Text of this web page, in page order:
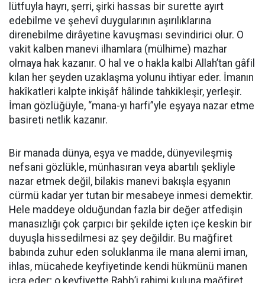
lütfuyla hayrı, şerri, şirki hassas bir surette ayırt
edebilme ve şehevî duygularının aşırılıklarına
direnebilme dirâyetine kavuşması sevindirici olur. O
vakit kalben manevi ilhamlara (mülhime) mazhar
olmaya hak kazanır. O hal ve o hakla kalbi Allah’tan gâfil
kılan her şeyden uzaklaşma yolunu ihtiyar eder. İmanın
hakîkatleri kalpte inkişâf hâlinde tahkikleşir, yerleşir.
İman gözlüğüyle, “mana-yı harfi”yle eşyaya nazar etme
basireti netlik kazanır.
Bir manada dünya, eşya ve madde, dünyevileşmiş
nefsani gözlükle, münhasıran veya abartılı şekliyle
nazar etmek değil, bilakis manevi bakışla eşyanın
cürmü kadar yer tutan bir mesabeye inmesi demektir.
Hele maddeye olduğundan fazla bir değer atfedişin
manasızlığı çok çarpıcı bir şekilde içten içe keskin bir
duyuşla hissedilmesi az şey değildir. Bu mağfiret
babında zuhur eden soluklanma ile mana alemi iman,
ihlas, mücahede keyfiyetinde kendi hükmünü manen
icra eder; o keyfiyette Rabb’i rahimi kuluna mağfiret